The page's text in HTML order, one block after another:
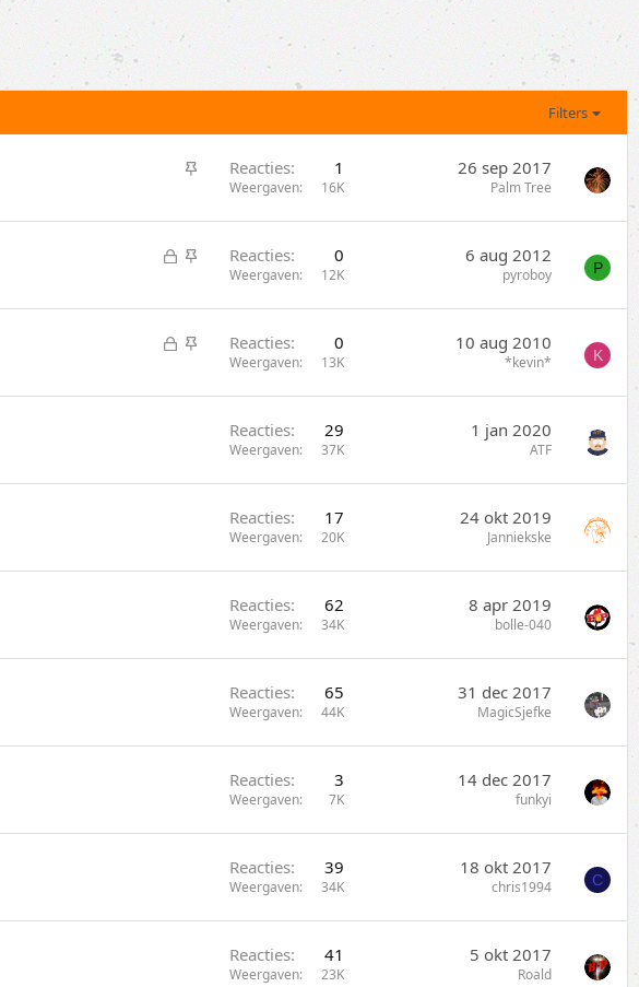
Filters
S
k
Reacties 1
Weergaven 16K
26 sep 2017
Palm Tree
G
o
e
S
k
Reacties 0
Weergaven 12K
6 aug 2012
pyroboy P
G
e
S
Reacties 0
Weergaven 13K
10 aug 2010
*kevin* K
Reacties 29
Weergaven 37K
1 jan 2020
ATF
Reacties 17
Weergaven 20K
24 okt 2019
Janniekske
Reacties 62
Weergaven 34K
8 apr 2019
bolle-040
Reacties 65
Weergaven 44K
31 dec 2017
MagicSjefke
Reacties 3
Weergaven 7K
14 dec 2017
funkyi
Reacties 39
Weergaven 34K
18 okt 2017
chris1994 C
Reacties 41
Weergaven 23K
5 okt 2017
Roald